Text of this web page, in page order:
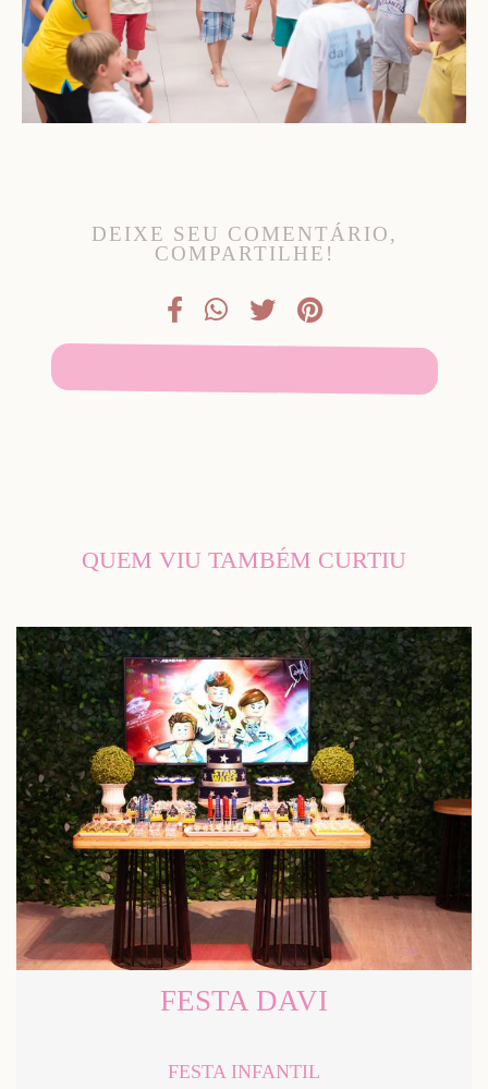
DEIXE SEU COMENTÁRIO,
COMPARTILHE!
QUEM VIU TAMBÉM CURTIU
FESTA DAVI
FESTA INFANTIL